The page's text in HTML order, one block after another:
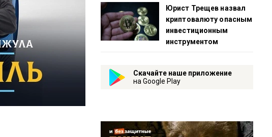
Юрист Трещев назвал
криптовалюту опасным
инвестиционным
инструментом
Скачайте наше приложение
на Google Play